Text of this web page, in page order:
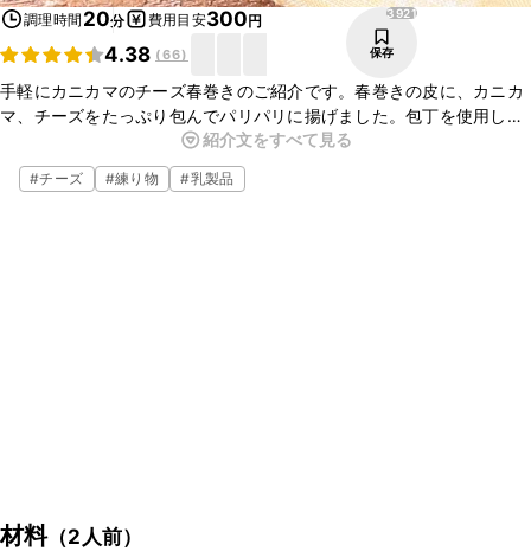
調理時間 20分 費用目安300円
4.38 (66)
3921
保存
手軽にカニカマのチーズ春巻きのご紹介です。春巻きの皮に、カニカ
マ、チーズをたっぷり包んでパリパリに揚げました。包丁を使用しな
いので、とってもお手軽に作れますよ。おかずにもおつまみにもおす
すめの一品ですので、ぜひ作ってみてくださいね。
紹介文をすべて見る
#チーズ #練り物 #乳製品
材料（2人前）